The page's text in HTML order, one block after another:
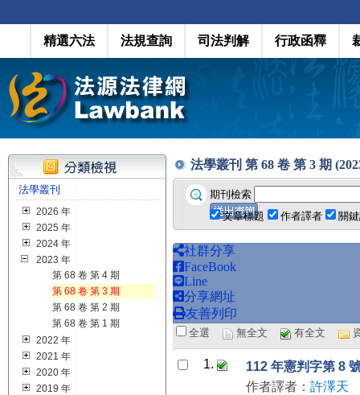
精選六法 法規查詢 司法判解 行政函釋
法學叢刊
2026 年
2025 年
2024 年
2023 年
第 68 卷 第 4 期
第 68 卷 第 3 期
第 68 卷 第 2 期
第 68 卷 第 1 期
2022 年
2021 年
2020 年
2019 年
法學叢刊 第 68 卷 第 3 期
期刊檢索
文章標題
作者譯者 關
社群分享
FaceBook
Line
分享網址
友善列印
全選 無全文 有全文
1.
112 年憲判字第 8
作者譯者： 許澤天